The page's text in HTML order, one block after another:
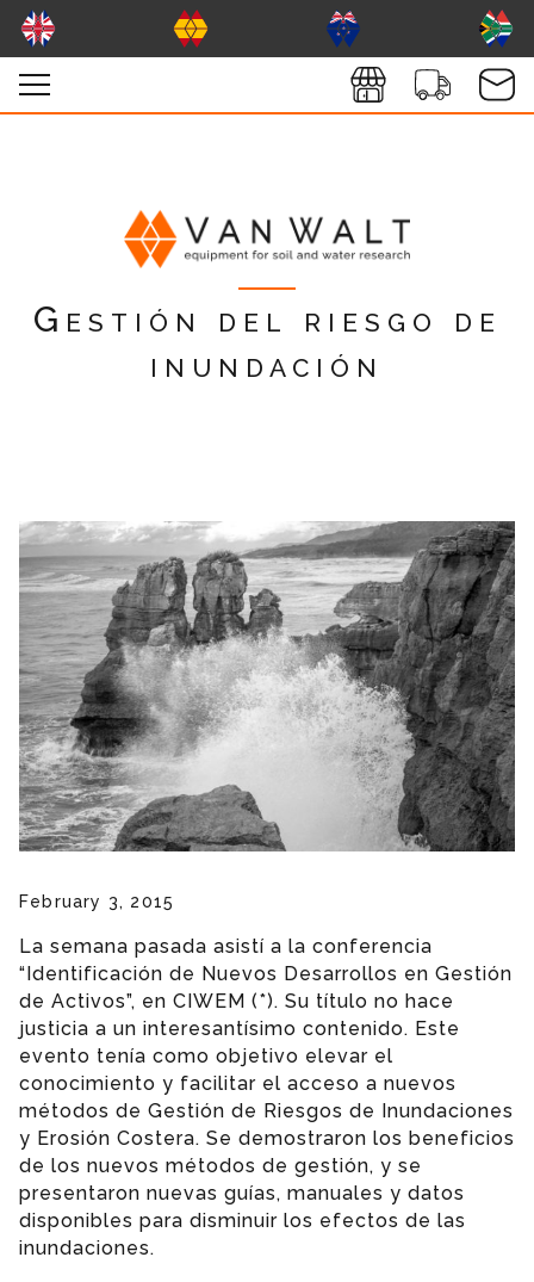
Gestión del riesgo de
inundación
February 3, 2015
La semana pasada asistí a la conferencia
“Identificación de Nuevos Desarrollos en Gestión
de Activos”, en CIWEM (*). Su título no hace
justicia a un interesantísimo contenido. Este
evento tenía como objetivo elevar el
conocimiento y facilitar el acceso a nuevos
métodos de Gestión de Riesgos de Inundaciones
y Erosión Costera. Se demostraron los beneficios
de los nuevos métodos de gestión, y se
presentaron nuevas guías, manuales y datos
disponibles para disminuir los efectos de las
inundaciones.